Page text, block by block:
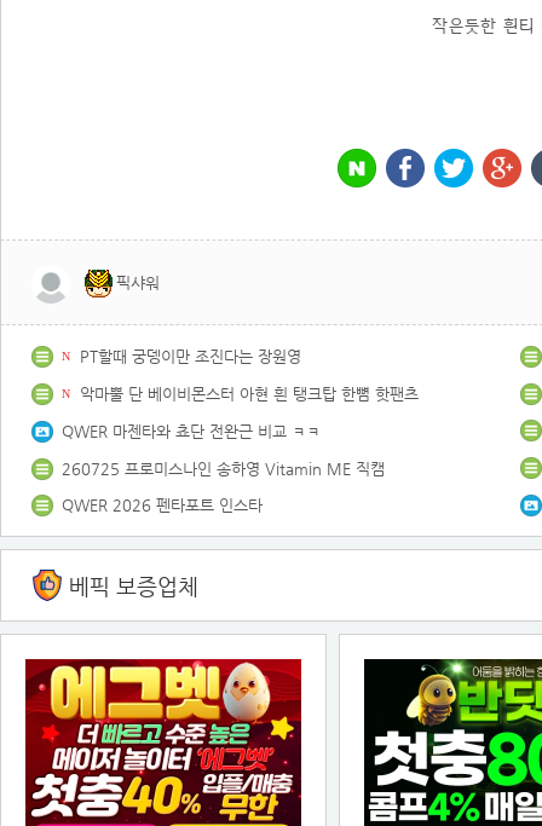
작은듯한 흰티
픽샤워
N PT할때 궁뎅이만 조진다는 장원영
N 악마뿔 단 베이비몬스터 아현 흰 탱크탑 한뼘 핫팬츠
QWER 마젠타와 쵸단 전완근 비교 ㅋㅋ
260725 프로미스나인 송하영 Vitamin ME 직캠
QWER 2026 펜타포트 인스타
베픽 보증업체